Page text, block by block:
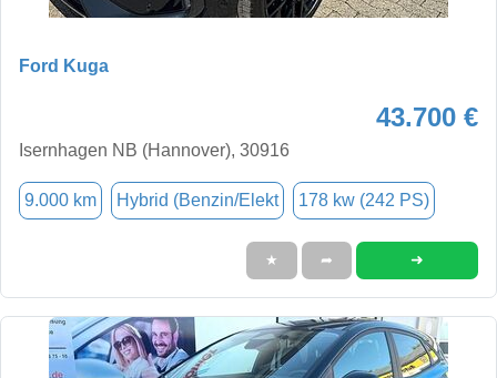
Ford Kuga
43.700 €
Isernhagen NB (Hannover), 30916
9.000 km Hybrid (Benzin/Elekt 178 kw (242 PS)
★ ➦ ➜